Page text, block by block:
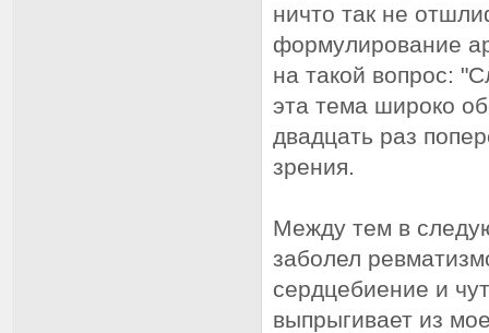
ничто так не
формулирование
на такой вопрос:
эта тема широко
двадцать раз
зрения.
Между тем в
заболел
сердцебиение и
выпрыгивает из